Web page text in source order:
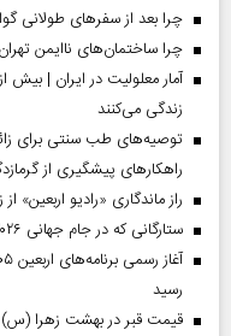
چرا بعد از سفرهای طولانی
چرا ساختمان‌های ناایمن
زندگی می‌کنند
توصیه‌های طب سنتی برای
راهکارهای پیشگیری از
راز ماندگاری «رادیو
ستارگانی که در جام جهانی ۲۰۲۶ بازی نکردند
رسید